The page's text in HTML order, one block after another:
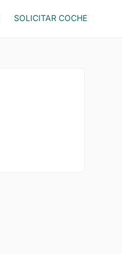
SOLICITAR COCHE